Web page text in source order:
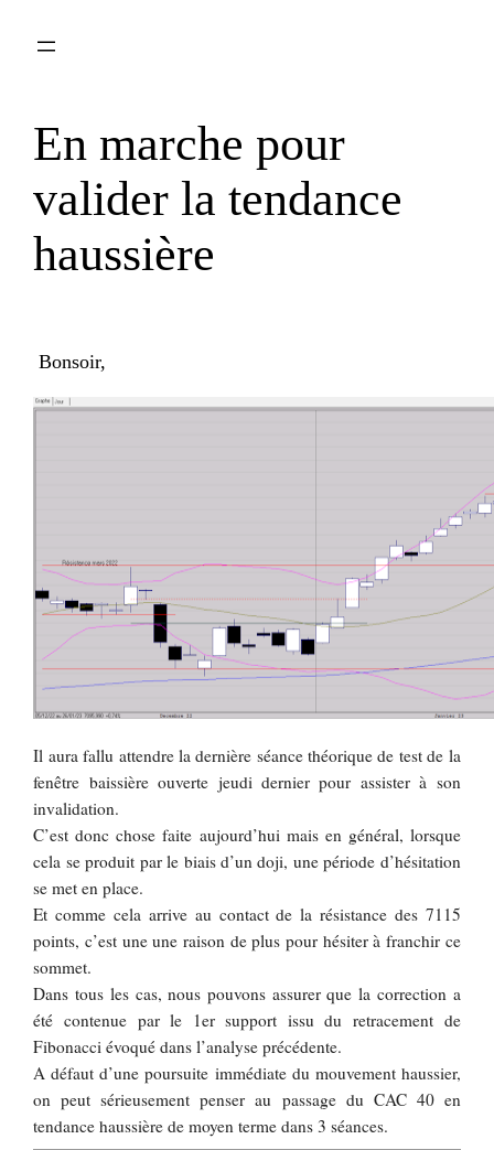
En marche pour
valider la tendance
haussière
Bonsoir,
Il aura fallu attendre la dernière séance théorique de test de la
fenêtre baissière ouverte jeudi dernier pour assister à son
invalidation.
C’est donc chose faite aujourd’hui mais en général, lorsque
cela se produit par le biais d’un doji, une période d’hésitation
se met en place.
Et comme cela arrive au contact de la résistance des 7115
points, c’est une une raison de plus pour hésiter à franchir ce
sommet.
Dans tous les cas, nous pouvons assurer que la correction a
été contenue par le 1er support issu du retracement de
Fibonacci évoqué dans l’analyse précédente.
A défaut d’une poursuite immédiate du mouvement haussier,
on peut sérieusement penser au passage du CAC 40 en
tendance haussière de moyen terme dans 3 séances.